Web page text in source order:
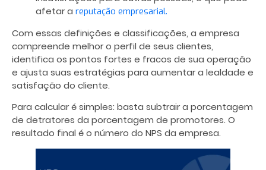
afetar a reputação empresarial.
Com essas definições e classificações, a empresa
compreende melhor o perfil de seus clientes,
identifica os pontos fortes e fracos de sua operação
e ajusta suas estratégias para aumentar a lealdade e
satisfação do cliente.
Para calcular é simples: basta subtrair a porcentagem
de detratores da porcentagem de promotores. O
resultado final é o número do NPS da empresa.